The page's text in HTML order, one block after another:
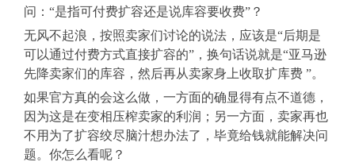
问： “是指可付费扩容还是说库容要收费”？
无风不起浪，按照卖家们讨论的说法，应该是“后期是
可以通过付费方式直接扩容的” ，换句话说就是“亚马逊
先降卖家们的库容，然后再从卖家身上收取扩库费 ”。
如果官方真的会这么做，一方面的确显得有点不道德，
因为这是在变相压榨卖家的利润；另一方面，卖家再也
不用为了扩容绞尽脑汁想办法了，毕竟给钱就能解决问
题。你怎么看呢？